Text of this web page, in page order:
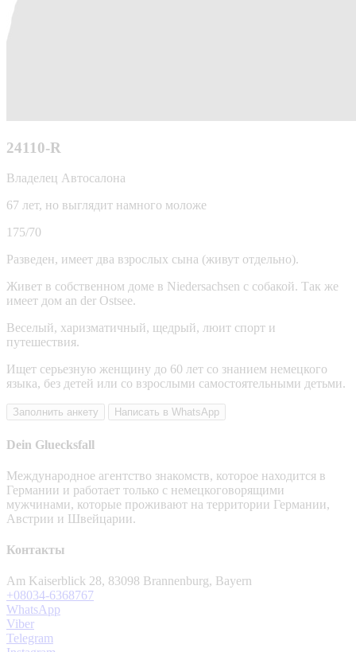
24110-R
Владелец Автосалона
67 лет, но выглядит намного моложе
175/70
Разведен, имеет два взрослых сына (живут отдельно).
Живет в собственном доме в Niedersachsen с собакой. Так же
имеет дом an der Ostsee.
Веселый, харизматичный, щедрый, люит спорт и
путешествия.
Ищет серьезную женщину до 60 лет со знанием немецкого
языка, без детей или со взрослыми самостоятельными детьми.
Заполнить анкету Написать в WhatsApp
Dein Gluecksfall
Международное агентство знакомств, которое находится в
Германии и работает только с немецкоговорящими
мужчинами, которые проживают на территории Германии,
Австрии и Швейцарии.
Контакты
Am Kaiserblick 28, 83098 Brannenburg, Bayern
+08034-6368767
WhatsApp
Viber
Telegram